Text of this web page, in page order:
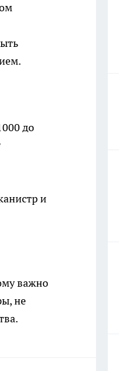
до
и
важно
не